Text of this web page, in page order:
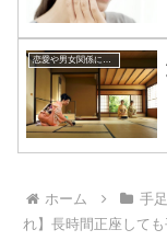
恋愛や男女関係についてのあれこれ
ホーム 手
れ】長時間正座して